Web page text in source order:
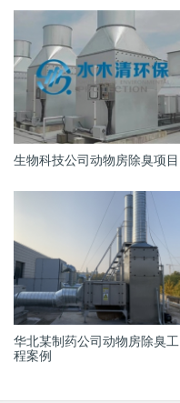
生物科技公司动物房除臭项目
华北某制药公司动物房除臭工
程案例